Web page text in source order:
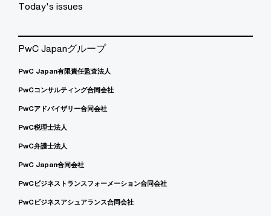
Today's issues
PwC Japanグループ
PwC Japan有限責任監査法人
PwCコンサルティング合同会社
PwCアドバイザリー合同会社
PwC税理士法人
PwC弁護士法人
PwC Japan合同会社
PwCビジネストランスフォーメーション合同会社
PwCビジネスアシュアランス合同会社